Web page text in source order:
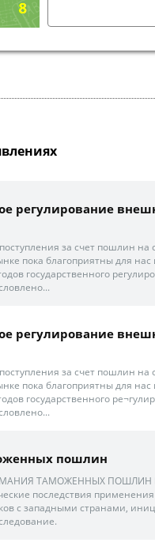
регулирование
за счет пошлин на
пока благоприятны для нас
государственного
регулирование
за счет пошлин на
пока благоприятны для нас
государственного
пошлин
ТАМОЖЕННЫХ ПОШЛИН
последствия
с западными странами,